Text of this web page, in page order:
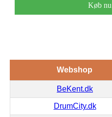
Køb
Webshop
BeKent.dk
DrumCity.dk